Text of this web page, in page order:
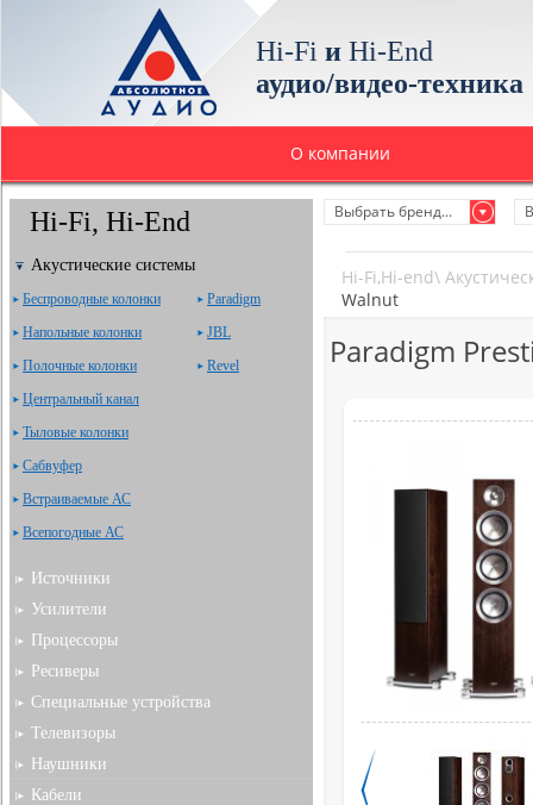
Hi-Fi и Hi-End
аудио/видео-техника
О компании
Выбрать бренд...
Hi-Fi,Hi-end\
Walnut
Paradigm
Hi-Fi, Hi-End
Акустические системы
Беспроводные колонки
Напольные колонки
Полочные колонки
Центральный канал
Тыловые колонки
Сабвуфер
Встраиваемые АС
Всепогодные АС
Paradigm
JBL
Revel
Источники
Усилители
Процессоры
Ресиверы
Специальные устройства
Телевизоры
Наушники
Кабели